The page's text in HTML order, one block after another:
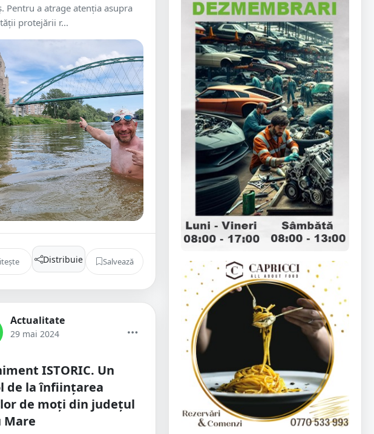
Pentru a atrage atenția asupra
protejării r...
Distribuie Salvează
Actualitate
29 mai 2024
ISTORIC. Un
de la înființarea
de moți din județul
Mare